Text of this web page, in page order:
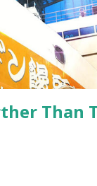
em 22 de maio.
incrivelmente
agradecer aos
a
Than